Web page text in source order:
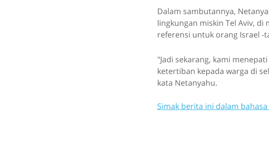
Dalam sambutannya,
lingkungan miskin Tel Aviv, di
referensi untuk orang Israel -
"Jadi sekarang, kami
ketertiban kepada warga di
kata Netanyahu.
Simak berita ini dalam